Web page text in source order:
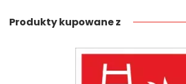
Produkty kupowane z